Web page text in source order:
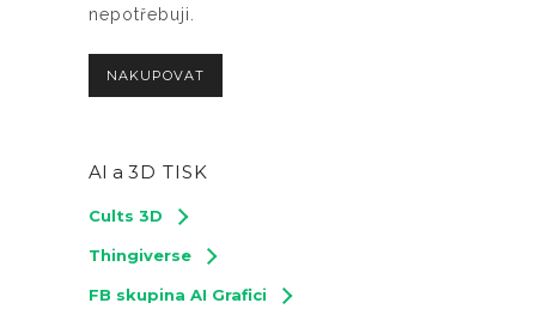
nepotřebuji.
NAKUPOVAT
AI a 3D TISK
Cults 3D
Thingiverse
FB skupina AI Grafici